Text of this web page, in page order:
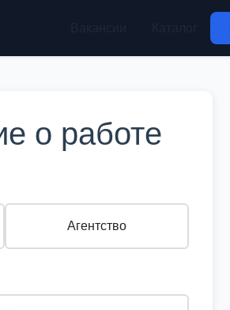
о работе
Агентство